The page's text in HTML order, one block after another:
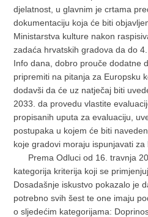
djelatnost, u glavnim je crtama
dokumentaciju koja će biti
Ministarstva kulture nakon
zadaća hrvatskih gradova da do
Info dana, dobro prouče dodatne
pripremiti na pitanja za Europsku
dodavši da će uz natječaj biti
2033. da provedu vlastite
propisanih uputa za evaluaciju,
postupaka u kojem će biti
koje gradovi moraju ispunjavati za
Prema Odluci od 16. travnja
kategorija kriterija koji se
Dosadašnje iskustvo pokazalo je
potrebno svih šest te one imaju
o sljedećim kategorijama: